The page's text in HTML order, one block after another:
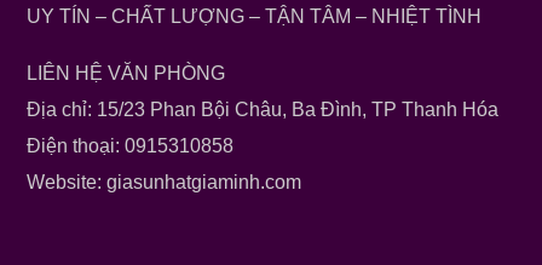
UY TÍN – CHẤT LƯỢNG – TẬN TÂM – NHIỆT TÌNH
LIÊN HỆ VĂN PHÒNG
Địa chỉ: 15/23 Phan Bội Châu, Ba Đình, TP Thanh Hóa
Điện thoại: 0915310858
Website: giasunhatgiaminh.com